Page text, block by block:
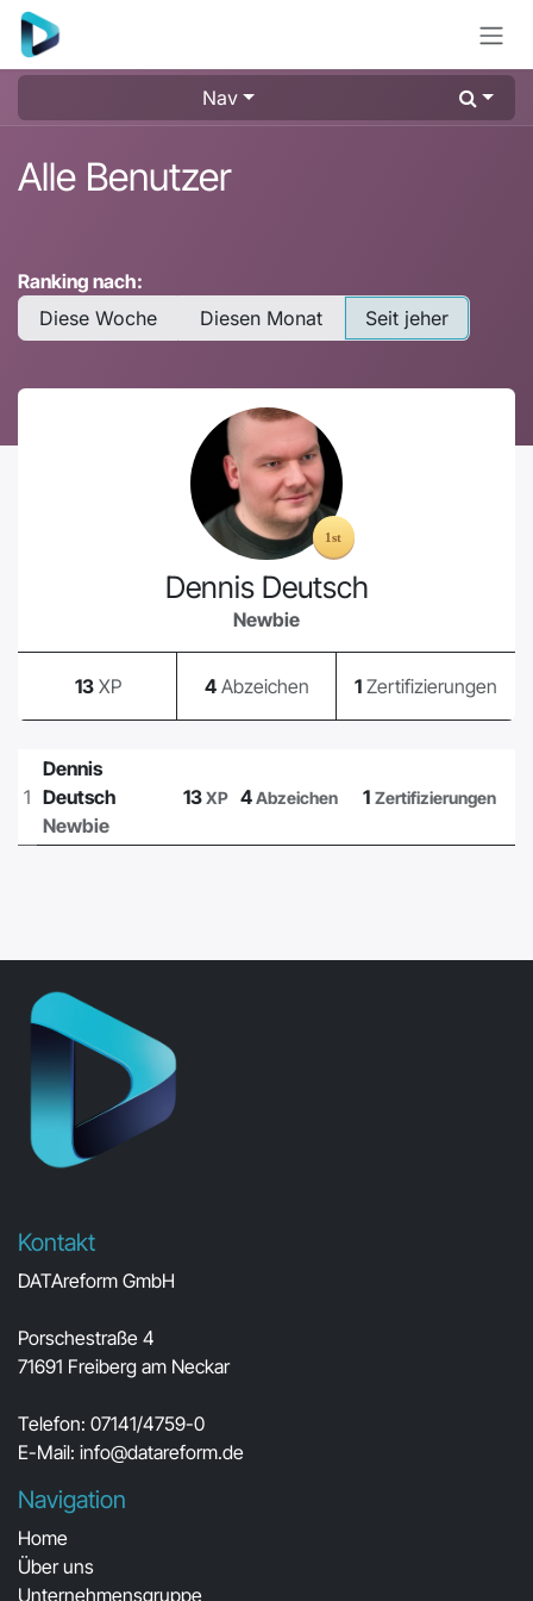
Zum Inhalt springen
Nav
Alle Benutzer
Ranking nach:
Diese Woche
Diesen Monat Seit jeher
Dennis Deutsch
Newbie
13 XP 4 Abzeichen 1 Zertifizierungen
1
Dennis
Deutsch
Newbie
13XP 4Abzeichen 1 Zertifizierungen
Kontakt
DATAreform GmbH
Porschestraße 4
71691 Freiberg am Neckar
Telefon: 07141/4759-0
E-Mail: info@datareform.de
Navigation
Home
Über uns
Unternehmensgruppe